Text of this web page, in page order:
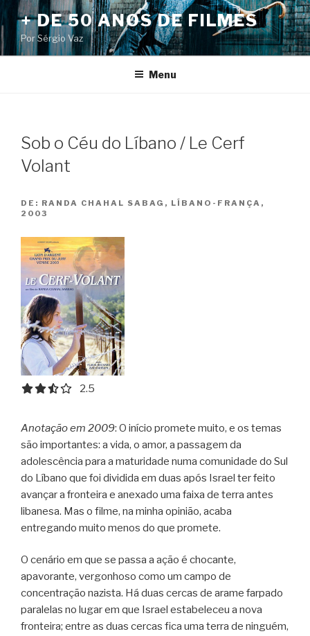
Pular
para
o
conteúdo
+ DE 50 ANOS DE FILMES
Por Sérgio Vaz
Menu
Sob o Céu do Líbano / Le Cerf
Volant
DE: RANDA CHAHAL SABAG, LÍBANO-FRANÇA,
2003
2.5 out of 5.0 stars
2.5
Anotação em 2009: O início promete muito, e os temas
são importantes: a vida, o amor, a passagem da
adolescência para a maturidade numa comunidade do Sul
do Líbano que foi dividida em duas após Israel ter feito
avançar a fronteira e anexado uma faixa de terra antes
libanesa. Mas o filme, na minha opinião, acaba
entregando muito menos do que promete.
O cenário em que se passa a ação é chocante,
apavorante, vergonhoso como um campo de
concentração nazista. Há duas cercas de arame farpado
paralelas no lugar em que Israel estabeleceu a nova
fronteira; entre as duas cercas fica uma terra de ninguém,